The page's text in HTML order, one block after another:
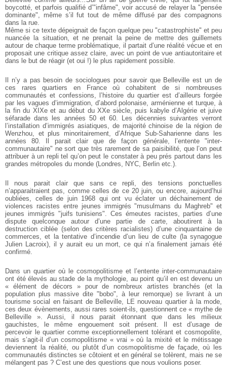
boycotté, et parfois qualifié d’"infâme", voir accusé de relayer la "pensée
dominante", même s’il fut tout de même diffusé par des compagnons
dans la rue.
Même si ce texte dépeignait de façon quelque peu "catastrophiste" et peu
nuancée la situation, et ne prenait la peine de mettre des guillemets
autour de chaque terme problématique, il partait d’une réalité vécue et en
proposait une critique assez claire, avec un point de vue antiautoritaire et
dans le but de réagir (et oui !) le plus rapidement possible.
Il n’y a pas besoin de sociologues pour savoir que Belleville est un de
ces rares quartiers en France où cohabitent de si nombreuses
communautés et confessions, l’histoire du quartier est d’ailleurs forgée
par les vagues d’immigration, d’abord polonaise, arménienne et turque, à
la fin du XIXe et au début du XXe siècle, puis kabyle d’Algérie et juive
séfarade dans les années 50 et 60. Les décennies suivantes verront
l’installation d’immigrés asiatiques, de majorité chinoise de la région de
Wenzhou, et plus minoritairement, d’Afrique Sub-Saharienne dans les
années 80. Il parait clair que de façon générale, l’entente "inter-
communautaire" ne sort que très rarement de sa paisibilité, que l’on peut
attribuer à un repli tel qu’on peut le constater à peu prés partout dans les
grandes métropoles du monde (Londres, NYC, Berlin etc.).
Il nous parait clair que sans ce repli, des tensions ponctuelles
n’apparaitraient pas, comme celles de ce 20 juin, ou encore, aujourd’hui
oubliées, celles de juin 1968 qui ont vu éclater un déchainement de
violences racistes entre jeunes immigrés "musulmans du Maghreb" et
jeunes immigrés "juifs tunisiens". Ces émeutes racistes, parties d’une
dispute quelconque autour d’une partie de carte, aboutirent à la
destruction ciblée (selon des critères racialistes) d’une cinquantaine de
commerces, et la tentative d’incendie d’un lieu de culte (la synagogue
Julien Lacroix), il y aurait eu un mort, ce qui n’a finalement jamais été
confirmé.
Dans un quartier où le cosmopolitisme et l’entente inter-communautaire
ont été élevés au stade de la mythologie, au point qu’il en est devenu un
« élément de décors » pour de nombreux artistes branchés (et la
population plus massive dite "bobo", à leur remorque) se livrant à un
tourisme social en faisant de Belleville, LE nouveau quartier à la mode,
ces deux évènements, aussi rares soient-ils, questionnent ce « mythe de
Belleville ». Aussi, il nous parait étonnant que dans les milieux
gauchistes, le même engouement soit présent. Il est d’usage de
percevoir le quartier comme exceptionnellement tolérant et cosmopolite,
mais s’agit-il d’un cosmopolitisme « vrai » où la mixité et le métissage
deviennent la réalité, ou plutôt d’un cosmopolitisme de façade, où les
communautés distinctes se côtoient et en général se tolèrent, mais ne se
mélangent pas ? C’est une des questions que nous voulions poser.